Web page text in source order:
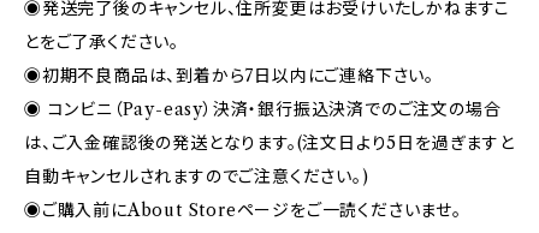
◉発送完了後のキャンセル、住所変更はお受けいたしかねますこ
とをご了承ください。
◉初期不良商品は、到着から7日以内にご連絡下さい。
◉ コンビニ（Pay-easy）決済・銀行振込決済でのご注文の場合
は、ご入金確認後の発送となります。(注文日より5日を過ぎますと
自動キャンセルされますのでご注意ください。)
◉ご購入前にAbout Storeページをご一読くださいませ。